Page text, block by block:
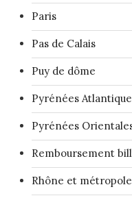
Paris
Pas de Calais
Puy de dôme
Pyrénées
Pyrénées
Remboursement
Rhône et